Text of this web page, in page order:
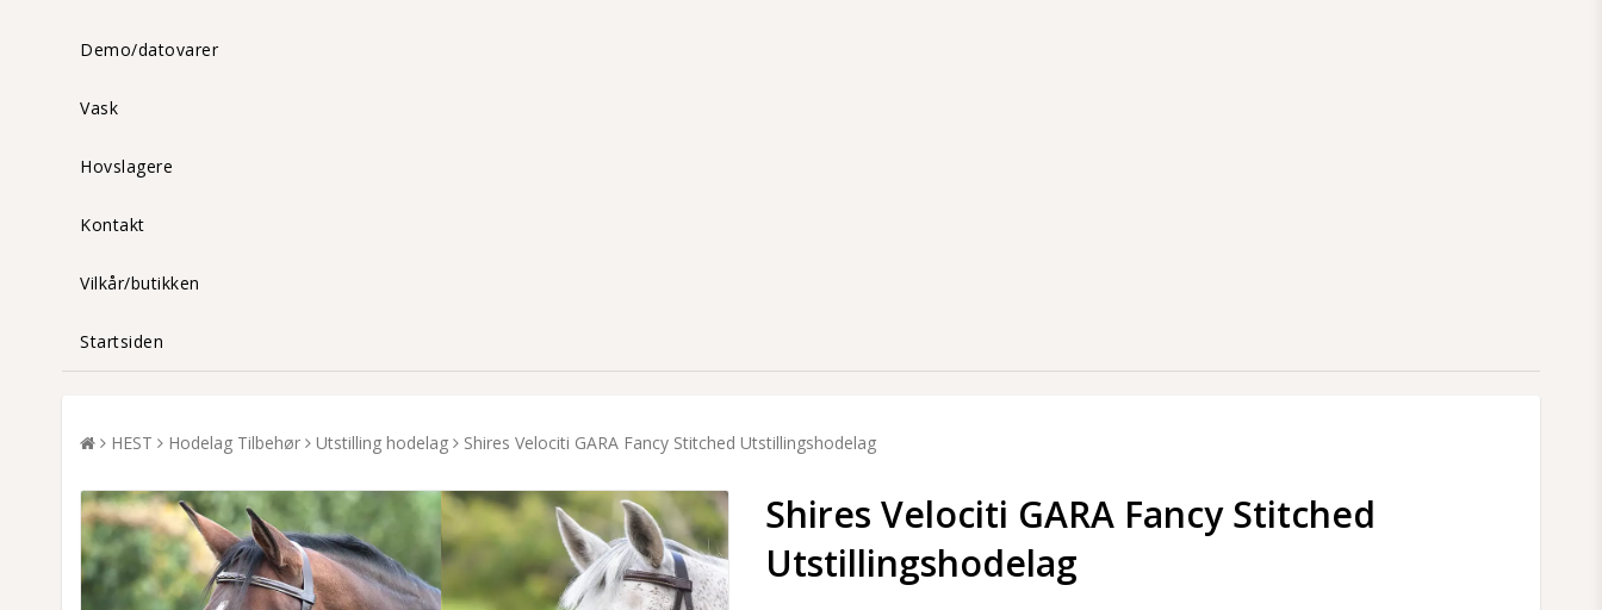
Demo/datovarer
Vask
Hovslagere
Kontakt
Vilkår/butikken
Startsiden
HEST Hodelag Tilbehør Utstilling hodelag Shires Velociti GARA Fancy Stitched Utstillingshodelag
Shires Velociti GARA Fancy Stitched
Utstillingshodelag